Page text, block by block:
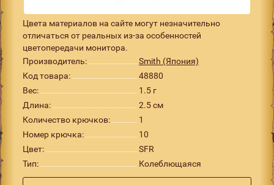
Цвета материалов на сайте могут незначительно
отличаться от реальных из-за особенностей
цветопередачи монитора.
Производитель:
Smith (Япония)
Код товара:
48880
Вес:
1.5 г
Длина:
2.5 см
Количество крючков:
1
Номер крючка:
10
Цвет:
SFR
Тип:
Колеблющаяся